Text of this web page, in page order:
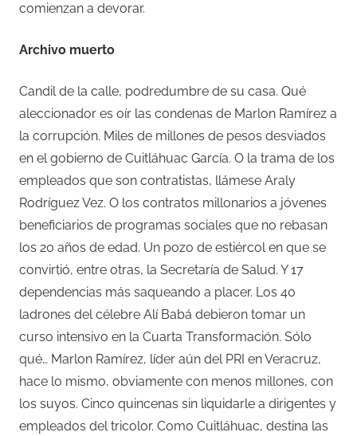
comienzan a devorar.
Archivo muerto
Candil de la calle, podredumbre de su casa. Qué
aleccionador es oír las condenas de Marlon Ramírez a
la corrupción. Miles de millones de pesos desviados
en el gobierno de Cuitláhuac García. O la trama de los
empleados que son contratistas, llámese Araly
Rodríguez Vez. O los contratos millonarios a jóvenes
beneficiarios de programas sociales que no rebasan
los 20 años de edad. Un pozo de estiércol en que se
convirtió, entre otras, la Secretaría de Salud. Y 17
dependencias más saqueando a placer. Los 40
ladrones del célebre Alí Babá debieron tomar un
curso intensivo en la Cuarta Transformación. Sólo
qué… Marlon Ramírez, líder aún del PRI en Veracruz,
hace lo mismo, obviamente con menos millones, con
los suyos. Cinco quincenas sin liquidarle a dirigentes y
empleados del tricolor. Como Cuitláhuac, destina las